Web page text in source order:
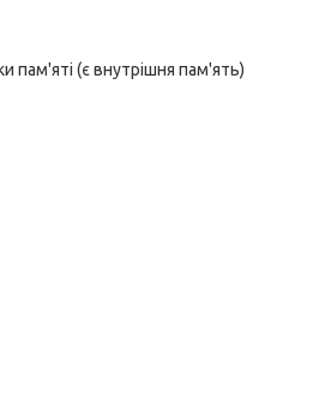
пам'яті (є внутрішня пам'ять)